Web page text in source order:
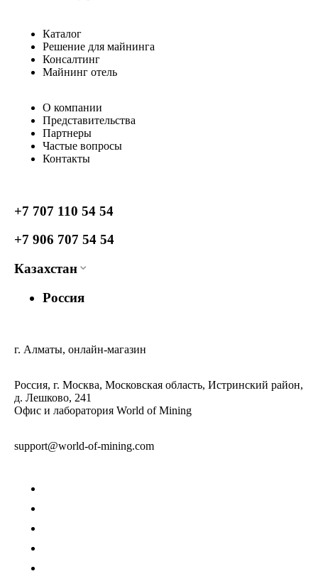
Каталог
Решение для майнинга
Консалтинг
Майнинг отель
О компании
Представительства
Партнеры
Частые вопросы
Контакты
+7 707 110 54 54
+7 906 707 54 54
Казахстан
Россия
г. Алматы, онлайн-магазин
Россия, г. Москва, Московская область, Истринский район,
д. Лешково, 241
Офис и лаборатория World of Mining
support@world-of-mining.com